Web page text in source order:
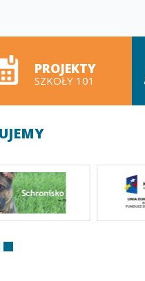
PROJEKTY
SZKOŁY 101